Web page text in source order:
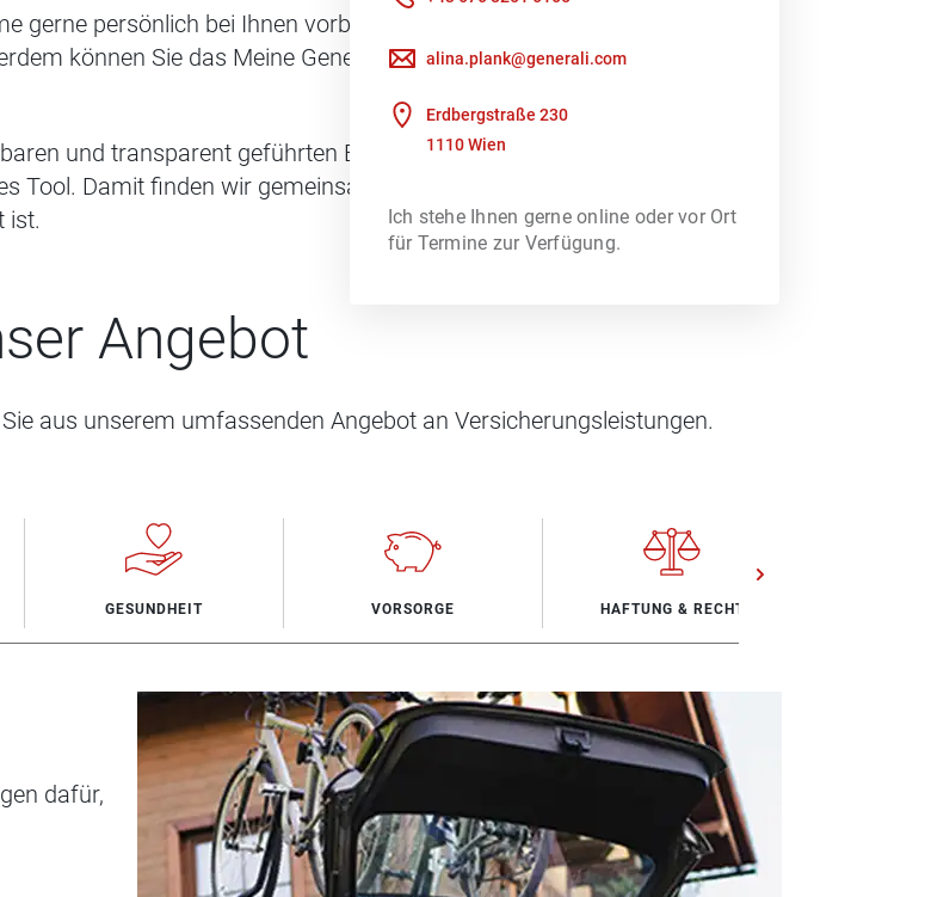
alina.plank@generali.com
Erdbergstraße 230
1110 Wien
Ich stehe Ihnen gerne online oder vor Ort
für Termine zur Verfügung.
gerne persönlich bei Ihnen vorbei oder wir kümmern uns um Ihre
können Sie das Meine Generali Kundenportal nutzen, um direkt mit
und transparent geführten Bedarfsberatung – unterstützt durch ein
Tool. Damit finden wir gemeinsam heraus, welches
ist.
Angebot
aus unserem umfassenden Angebot an Versicherungsleistungen.
GESUNDHEIT VORSORGE HAFTUNG & RECHT
dafür,